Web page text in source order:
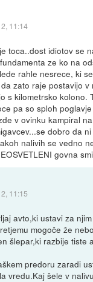
11:14
toca..dost idiotov se
ze ko na
rahle nesrece, ki
zato raje postavijo
s kilometrsko kolono.
pa so sploh
v ovinku kampiral
dobro da
nalivih se vedno
govna
11:15
avto,ki ustavi za
mogoče že
šlepar,ki razbije tiste
predoru zaradi
vredu.Kaj šele v